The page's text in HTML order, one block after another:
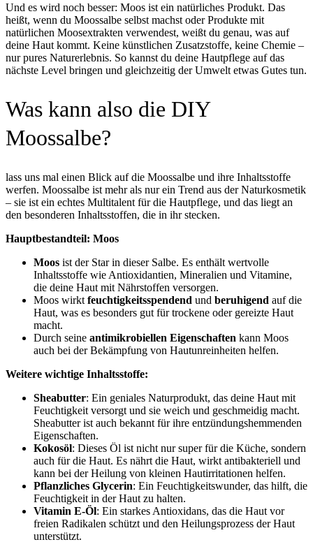
Und es wird noch besser: Moos ist ein natürliches Produkt. Das
heißt, wenn du Moossalbe selbst machst oder Produkte mit
natürlichen Moosextrakten verwendest, weißt du genau, was auf
deine Haut kommt. Keine künstlichen Zusatzstoffe, keine Chemie –
nur pures Naturerlebnis. So kannst du deine Hautpflege auf das
nächste Level bringen und gleichzeitig der Umwelt etwas Gutes tun.
Was kann also die DIY
Moossalbe?
lass uns mal einen Blick auf die Moossalbe und ihre Inhaltsstoffe
werfen. Moossalbe ist mehr als nur ein Trend aus der Naturkosmetik
– sie ist ein echtes Multitalent für die Hautpflege, und das liegt an
den besonderen Inhaltsstoffen, die in ihr stecken.
Hauptbestandteil: Moos
Moos ist der Star in dieser Salbe. Es enthält wertvolle
Inhaltsstoffe wie Antioxidantien, Mineralien und Vitamine,
die deine Haut mit Nährstoffen versorgen.
Moos wirkt feuchtigkeitsspendend und beruhigend auf die
Haut, was es besonders gut für trockene oder gereizte Haut
macht.
Durch seine antimikrobiellen Eigenschaften kann Moos
auch bei der Bekämpfung von Hautunreinheiten helfen.
Weitere wichtige Inhaltsstoffe:
Sheabutter: Ein geniales Naturprodukt, das deine Haut mit
Feuchtigkeit versorgt und sie weich und geschmeidig macht.
Sheabutter ist auch bekannt für ihre entzündungshemmenden
Eigenschaften.
Kokosöl: Dieses Öl ist nicht nur super für die Küche, sondern
auch für die Haut. Es nährt die Haut, wirkt antibakteriell und
kann bei der Heilung von kleinen Hautirritationen helfen.
Pflanzliches Glycerin: Ein Feuchtigkeitswunder, das hilft, die
Feuchtigkeit in der Haut zu halten.
Vitamin E-Öl: Ein starkes Antioxidans, das die Haut vor
freien Radikalen schützt und den Heilungsprozess der Haut
unterstützt.